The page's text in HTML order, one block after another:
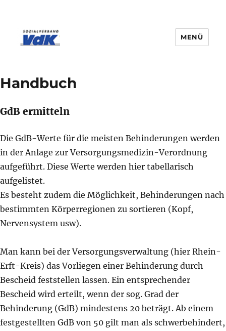
MENÜ
Handbuch
GdB ermitteln
Die GdB-Werte für die meisten Behinderungen werden
in der Anlage zur Versorgungsmedizin-Verordnung
aufgeführt. Diese Werte werden hier tabellarisch
aufgelistet.
Es besteht zudem die Möglichkeit, Behinderungen nach
bestimmten Körperregionen zu sortieren (Kopf,
Nervensystem usw).
Man kann bei der Versorgungsverwaltung (hier Rhein-
Erft-Kreis) das Vorliegen einer Behinderung durch
Bescheid feststellen lassen. Ein entsprechender
Bescheid wird erteilt, wenn der sog. Grad der
Behinderung (GdB) mindestens 20 beträgt. Ab einem
festgestellten GdB von 50 gilt man als schwerbehindert,